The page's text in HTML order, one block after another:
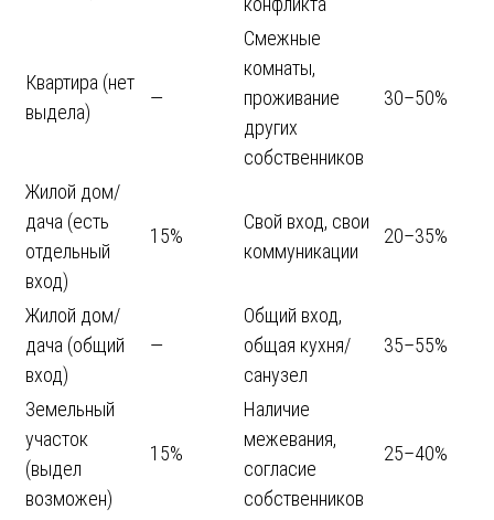
Квартира (нет
выдела)
—
Смежные
комнаты,
проживание
других
собственников
30–50%
Жилой дом/
дача (есть
отдельный
вход)
15%
Свой вход, свои
коммуникации
20–35%
Жилой дом/
дача (общий
вход)
—
Общий вход,
общая кухня/
санузел
35–55%
Земельный
участок
(выдел
возможен)
15%
Наличие
межевания,
согласие
собственников
25–40%